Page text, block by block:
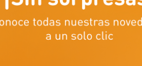
Facebook.